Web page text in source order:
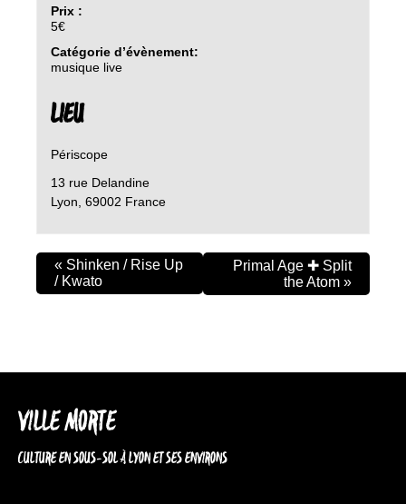
Prix :
5€
Catégorie d’évènement:
musique live
LIEU
Périscope
13 rue Delandine
Lyon 69002 France
« Shinken / Rise Up
/ Kwato
Primal Age ✚ Split
the Atom »
VILLE MORTE
CULTURE EN SOUS-SOL À LYON ET SES ENVIRONS